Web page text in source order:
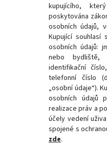
kupujícího,
poskytována
osobních údajů,
Kupující souhlasí
osobních údajů:
nebo bydliště,
identifikační
telefonní číslo
„osobní údaje“).
osobních údajů
realizace práv a
účely vedení
spojené s
zde.